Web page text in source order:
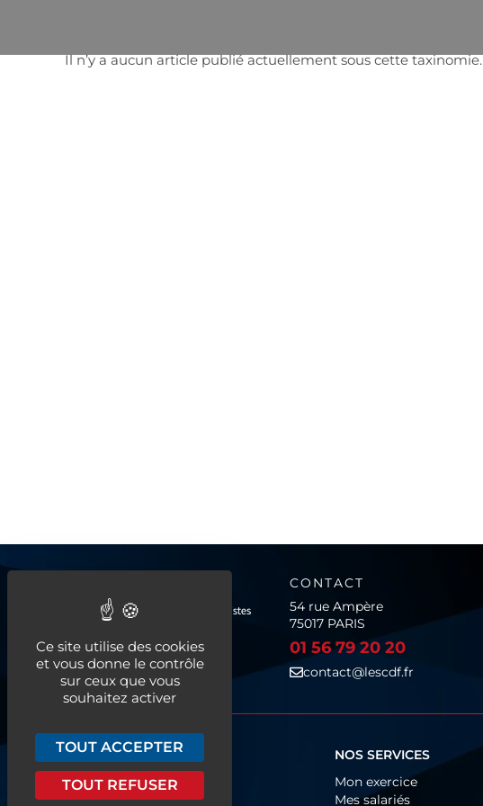
Il n’y a aucun article publié actuellement sous cette taxinomie.
CONTACT
54 rue Ampère
75017 PARIS
01 56 79 20 20
contact@lescdf.fr
QUI SOMMES-NOUS ?
Fonctionnement
Organigramme
NOS SERVICES
Mon exercice
Mes salariés
Ce site utilise des cookies
et vous donne le contrôle
sur ceux que vous
souhaitez activer
TOUT ACCEPTER
TOUT REFUSER